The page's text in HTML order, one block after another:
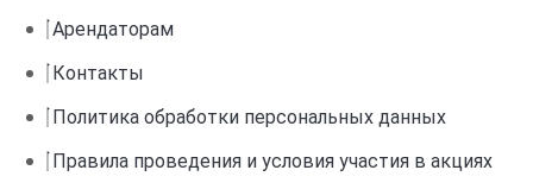
Арендаторам
Контакты
Политика обработки персональных данных
Правила проведения и условия участия в акциях